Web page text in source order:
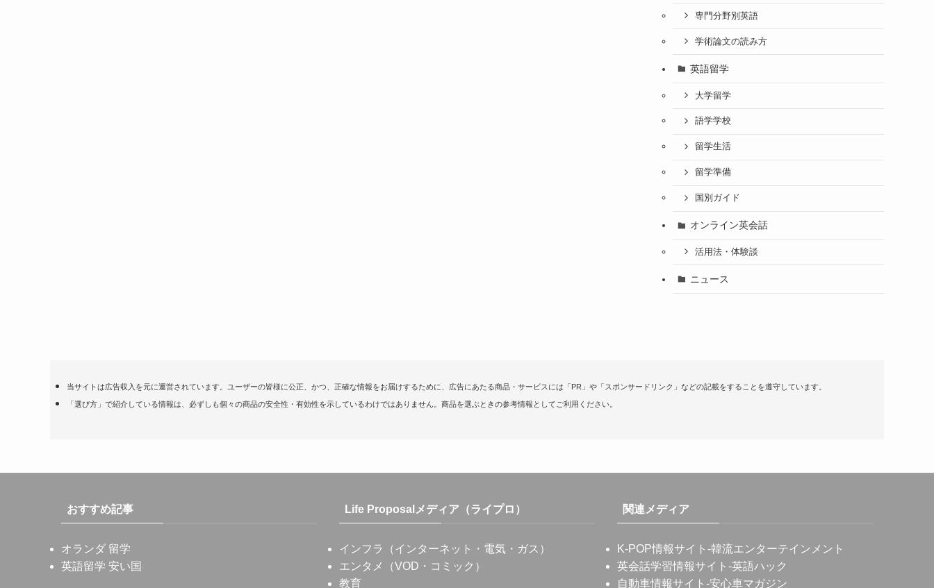
専門分野別英語
学術論文の読み方
英語留学
大学留学
語学学校
留学生活
留学準備
国別ガイド
オンライン英会話
活用法・体験談
ニュース
当サイトは広告収入を元に運営されています。ユーザーの皆様に公正、かつ、正確な情報をお届けするために、広告にあたる商品・サービスには「PR」や「スポンサードリンク」などの記載をすることを遵守しています。
「選び方」で紹介している情報は、必ずしも個々の商品の安全性・有効性を示しているわけではありません。商品を選ぶときの参考情報としてご利用ください。
おすすめ記事
オランダ 留学
英語留学 安い国
Life Proposalメディア（ライプロ）
インフラ（インターネット・電気・ガス）
エンタメ（VOD・コミック）
教育
関連メディア
K-POP情報サイト -韓流エンターテインメント
英会話学習情報サイト -英語ハック
自動車情報サイト -安心車マガジン